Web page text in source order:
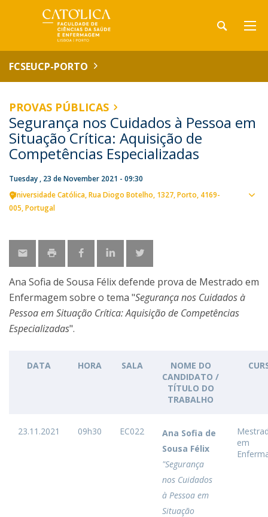
FCSEUCP-PORTO
PROVAS PÚBLICAS
Segurança nos Cuidados à Pessoa em
Situação Crítica: Aquisição de
Competências Especializadas
Tuesday , 23 de November 2021 - 09:30
Universidade Católica Rua Diogo Botelho, 1327 Porto 4169-
005 Portugal
Ana Sofia de Sousa Félix defende prova de Mestrado em
Enfermagem sobre o tema "Segurança nos Cuidados à
Pessoa em Situação Crítica: Aquisição de Competências
Especializadas".
DATA HORA SALA
NOME DO
CANDIDATO /
TÍTULO DO
TRABALHO
23.11.2021 09h30 EC022
Ana Sofia de
Sousa Félix
"Segurança
nos Cuidados
à Pessoa em
Situação
em